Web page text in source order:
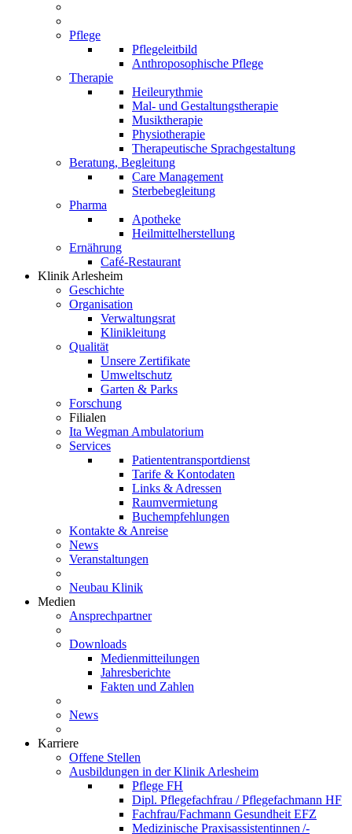
Pflege
Pflegeleitbild
Anthroposophische Pflege
Therapie
Heileurythmie
Mal- und Gestaltungstherapie
Musiktherapie
Physiotherapie
Therapeutische Sprachgestaltung
Beratung, Begleitung
Care Management
Sterbebegleitung
Pharma
Apotheke
Heilmittelherstellung
Ernährung
Café-Restaurant
Klinik Arlesheim
Geschichte
Organisation
Verwaltungsrat
Klinikleitung
Qualität
Unsere Zertifikate
Umweltschutz
Garten & Parks
Forschung
Filialen
Ita Wegman Ambulatorium
Services
Patiententransportdienst
Tarife & Kontodaten
Links & Adressen
Raumvermietung
Buchempfehlungen
Kontakte & Anreise
News
Veranstaltungen
Neubau Klinik
Medien
Ansprechpartner
Downloads
Medienmitteilungen
Jahresberichte
Fakten und Zahlen
News
Karriere
Offene Stellen
Ausbildungen in der Klinik Arlesheim
Pflege FH
Dipl. Pflegefachfrau / Pflegefachmann HF
Fachfrau/Fachmann Gesundheit EFZ
Medizinische Praxisassistentinnen /-